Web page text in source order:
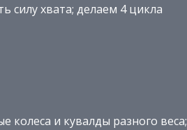
силу хвата; делаем 4 цикла
и кувалды разного веса;